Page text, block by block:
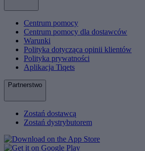
Centrum pomocy
Centrum pomocy dla dostawców
Warunki
Polityka dotycząca opinii klientów
Polityka prywatności
Aplikacja Tiqets
Partnerstwo
Zostań dostawcą
Zostań dystrybutorem